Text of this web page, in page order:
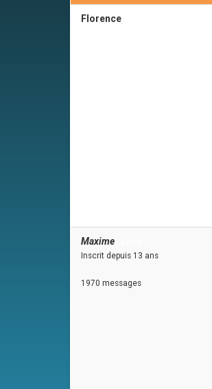
Florence
Maxime
Inscrit depuis 13 ans
1970 messages